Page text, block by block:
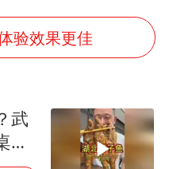
WTT横滨冠军赛女单四强国乒占三席
谢霆锋演唱会隔空祝王菲生日快乐
主播李秋莹孙亚鹏亮相
构建更高水平的全民健身公共服务体系
验效果更佳
武
告